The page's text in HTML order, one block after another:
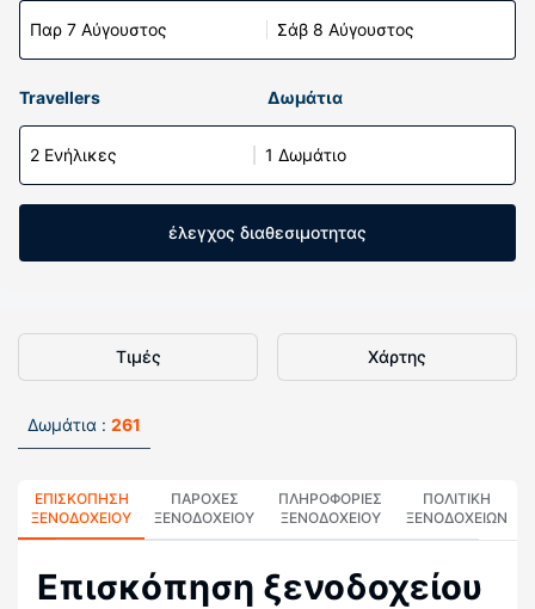
Παρ 7 Αύγουστος Σάβ 8 Αύγουστος
Travellers Δωμάτια
2 Ενήλικες 1 Δωμάτιο
έλεγχος διαθεσιμοτητας
Τιμές Χάρτης
Δωμάτια : 261
ΕΠΙΣΚΌΠΗΣΗ
ΞΕΝΟΔΟΧΕΊΟΥ
ΠΑΡΟΧΕΣ
ΞΕΝΟΔΟΧΕΙΟΥ
ΠΛΗΡΟΦΟΡΊΕΣ
ΞΕΝΟΔΟΧΕΊΟΥ
ΠΟΛΙΤΙΚΗ
ΞΕΝΟΔΟΧΕΊΩΝ
Επισκόπηση ξενοδοχείου